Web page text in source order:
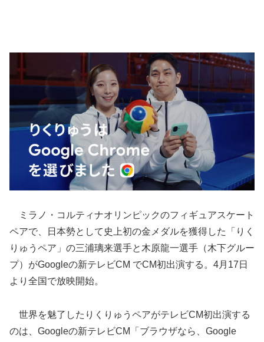
ミラノ・コルティナオリンピックのフィギュアスケート
ペアで、日本勢として史上初の金メダルを獲得した「りく
りゅうペア」の三浦璃来選手と木原龍一選手（木下グルー
プ）がGoogleの新テレビCM でCM初出演する。4月17日
より全国で放映開始。
世界を魅了したりくりゅうペアがテレビCM初出演する
のは、Googleの新テレビCM「ブラウザなら、Google